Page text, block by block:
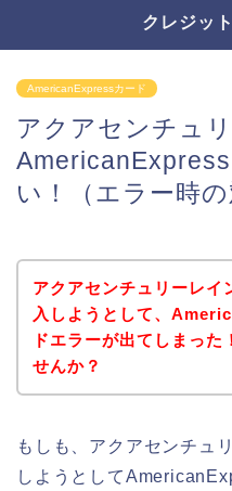
クレジッ
AmericanExpressカード
アクアセンチュ
い！（エラー時の
アクアセンチュリーレイ
入しようとして、
ドエラーが出てしまった
せんか？
もしも、アクアセンチュ
しようとして